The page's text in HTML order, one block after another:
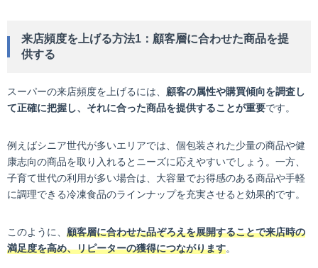
来店頻度を上げる方法1：顧客層に合わせた商品を提
供する
スーパーの来店頻度を上げるには、 顧客の属性や購買傾向を調査し
て正確に把握し、それに合った商品を提供することが重要です。
例えばシニア世代が多いエリアでは、個包装された少量の商品や健
康志向の商品を取り入れるとニーズに応えやすいでしょう。一方、
子育て世代の利用が多い場合は、大容量でお得感のある商品や手軽
に調理できる冷凍食品のラインナップを充実させると効果的です。
このように、 顧客層に合わせた品ぞろえを展開することで来店時の
満足度を高め、リピーターの獲得につながります。